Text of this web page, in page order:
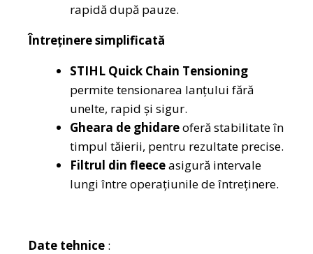
rapidă după pauze.
Întreținere simplificată
STIHL Quick Chain Tensioning
permite tensionarea lanțului fără
unelte, rapid și sigur.
Gheara de ghidareoferă stabilitate în
timpul tăierii, pentru rezultate precise.
Filtrul din fleeceasigură intervale
lungi între operațiunile de întreținere.
Date tehnice :